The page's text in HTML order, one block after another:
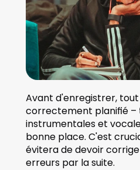
Avant d'enregistrer,
correctement planifié –
instrumentales et
bonne place. C'est
évitera de devoir
erreurs par la suite.